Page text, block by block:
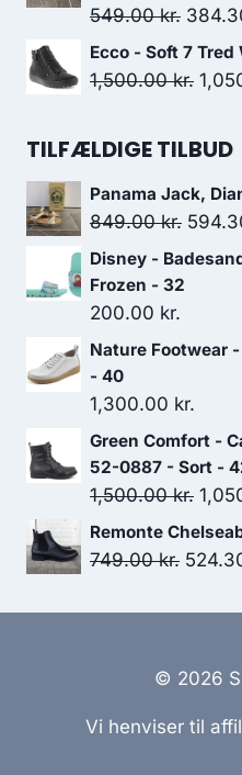
var:
549.00kr. Den
pris
Ecco - Soft 7
1,500.00kr. Den
pris
TILFÆLDIGE TILBUD
Panama Jack,
849.00kr. Den
Disney -
Frozen - 32
200.00 kr.
Nature Footwear
- 40
1,300.00 kr.
Green Comfort -
52-0887 - Sort -
1,500.00kr. Den
pris
Remonte
749.00kr. Den
pris
© 2026
Vi henviser til